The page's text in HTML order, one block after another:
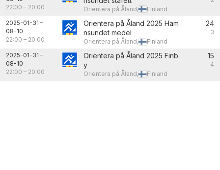
22:00 – 20:00 Orientera på Åland, Finland
2025-01-31 –
08-10
22:00 – 20:00
Orientera på Åland 2025 Ham
nsundet medel
Orientera på Åland, Finland
24
3
2025-01-31 –
08-10
22:00 – 20:00
Orientera på Åland 2025 Finb
y
Orientera på Åland, Finland
15
4